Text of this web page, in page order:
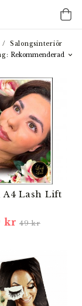
/
Salongsinteriör
A4 Lash Lift
kr 49 kr